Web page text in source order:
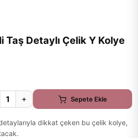
Taş Detaylı Çelik Y Kolye
+ Sepete Ekle
dikkat çeken bu çelik kolye,